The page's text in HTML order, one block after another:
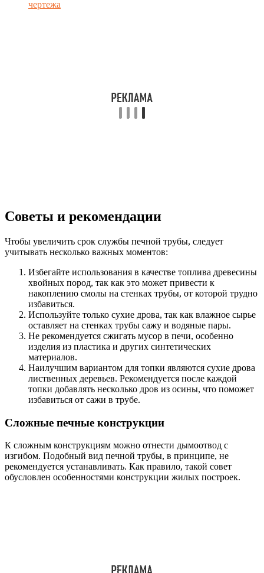
чертежа
Советы и рекомендации
Чтобы увеличить срок службы печной трубы, следует
учитывать несколько важных моментов:
Избегайте использования в качестве топлива древесины
хвойных пород, так как это может привести к
накоплению смолы на стенках трубы, от которой трудно
избавиться.
Используйте только сухие дрова, так как влажное сырье
оставляет на стенках трубы сажу и водяные пары.
Не рекомендуется сжигать мусор в печи, особенно
изделия из пластика и других синтетических
материалов.
Наилучшим вариантом для топки являются сухие дрова
лиственных деревьев. Рекомендуется после каждой
топки добавлять несколько дров из осины, что поможет
избавиться от сажи в трубе.
Сложные печные конструкции
К сложным конструкциям можно отнести дымоотвод с
изгибом. Подобный вид печной трубы, в принципе, не
рекомендуется устанавливать. Как правило, такой совет
обусловлен особенностями конструкции жилых построек.